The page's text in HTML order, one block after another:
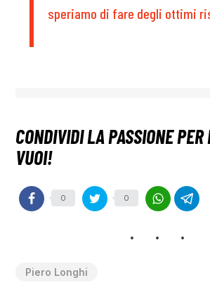
speriamo di fare degli ottimi
0 0
Piero Longhi